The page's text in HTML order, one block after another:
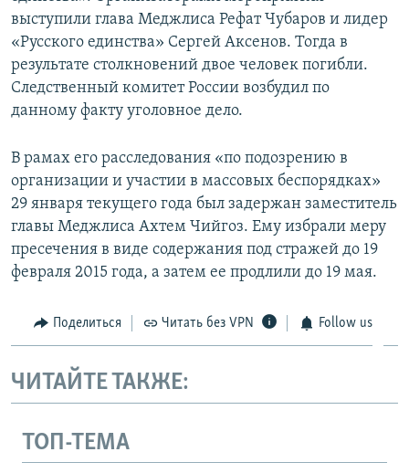
выступили глава Меджлиса Рефат Чубаров и лидер
«Русского единства» Сергей Аксенов. Тогда в
результате столкновений двое человек погибли.
Следственный комитет России возбудил по
данному факту уголовное дело.
В рамах его расследования «по подозрению в
организации и участии в массовых беспорядках»
29 января текущего года был задержан заместитель
главы Меджлиса Ахтем Чийгоз. Ему избрали меру
пресечения в виде содержания под стражей до 19
февраля 2015 года, а затем ее продлили до 19 мая.
Поделиться Читать без VPN Follow us
ЧИТАЙТЕ ТАКЖЕ:
ТОП-ТЕМА